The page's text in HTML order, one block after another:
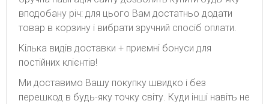
вподобану річ: для цього Вам достатньо додати
товар в корзину і вибрати зручний спосіб оплати.
Кілька видів доставки + приємні бонуси для
постійних клієнтів!
Ми доставимо Вашу покупку швидко і без
перешкод в будь-яку точку світу. Куди інші навіть не